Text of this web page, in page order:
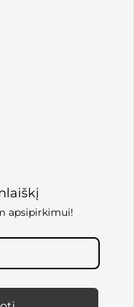
apsipirkimui!